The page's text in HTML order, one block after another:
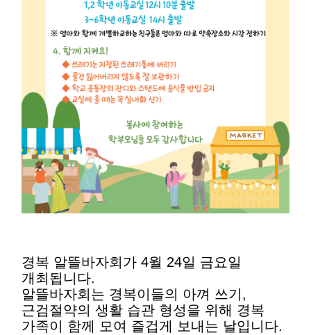
경복 알뜰바자회가 4월 24일 금요일
개최됩니다.
알뜰바자회는 경복이들의 아껴 쓰기,
근검절약의 생활 습관 형성을 위해 경복
가족이 함께 모여 즐겁게 보내는 날입니다.